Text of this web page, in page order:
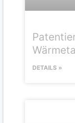
DETAILS »